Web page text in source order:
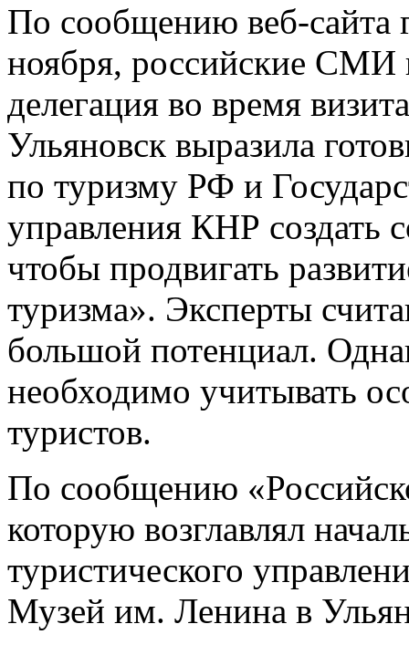
По сообщению веб-сайта
ноября, российские СМИ
делегация во время
Ульяновск выразила
по туризму РФ и
управления КНР создать
чтобы продвигать
туризма». Эксперты
большой потенциал.
необходимо учитывать
туристов.
По сообщению
которую возглавлял
туристического
Музей им. Ленина в